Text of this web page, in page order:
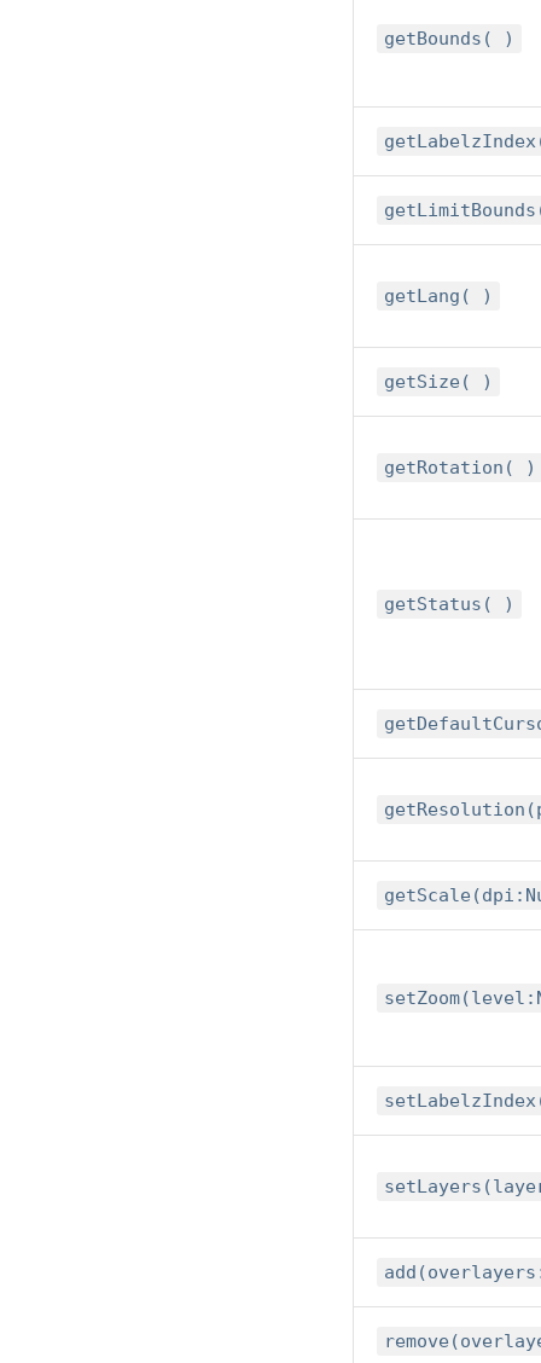
getBounds( )
getLang( )
getSize( )
getRotation( )
getStatus( )